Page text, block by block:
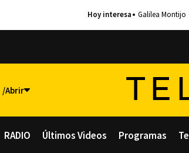
Galilea Montijo
RADIO Últimos Videos Programas